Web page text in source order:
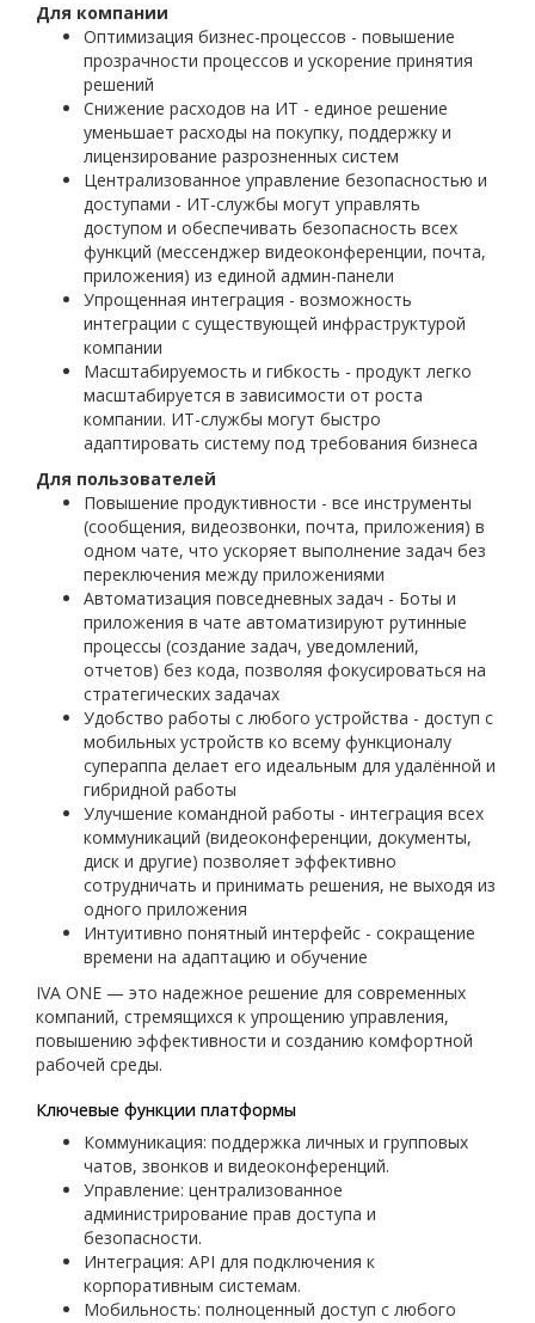
Для компании
Оптимизация бизнес-процессов - повышение
прозрачности процессов и ускорение принятия
решений
Снижение расходов на ИТ - единое решение
уменьшает расходы на покупку, поддержку и
лицензирование разрозненных систем
Централизованное управление безопасностью и
доступами - ИТ-службы могут управлять
доступом и обеспечивать безопасность всех
функций (мессенджер видеоконференции, почта,
приложения) из единой админ-панели
Упрощенная интеграция - возможность
интеграции с существующей инфраструктурой
компании
Масштабируемость и гибкость - продукт легко
масштабируется в зависимости от роста
компании. ИТ-службы могут быстро
адаптировать систему под требования бизнеса
Для пользователей
Повышение продуктивности - все инструменты
(сообщения, видеозвонки, почта, приложения) в
одном чате, что ускоряет выполнение задач без
переключения между приложениями
Автоматизация повседневных задач - Боты и
приложения в чате автоматизируют рутинные
процессы (создание задач, уведомлений,
отчетов) без кода, позволяя фокусироваться на
стратегических задачах
Удобство работы с любого устройства - доступ с
мобильных устройств ко всему функционалу
супераппа делает его идеальным для удалённой и
гибридной работы
Улучшение командной работы - интеграция всех
коммуникаций (видеоконференции, документы,
диск и другие) позволяет эффективно
сотрудничать и принимать решения, не выходя из
одного приложения
Интуитивно понятный интерфейс - сокращение
времени на адаптацию и обучение
IVA ONE — это надежное решение для современных
компаний, стремящихся к упрощению управления,
повышению эффективности и созданию комфортной
рабочей среды.
Ключевые функции платформы
Коммуникация: поддержка личных и групповых
чатов, звонков и видеоконференций.
Управление: централизованное
администрирование прав доступа и
безопасности.
Интеграция: API для подключения к
корпоративным системам.
Мобильность: полноценный доступ с любого